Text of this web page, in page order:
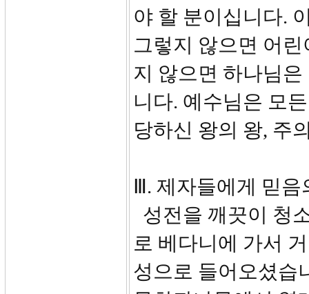
야 할 분이십니다.
그렇지 않으면 어
지 않으면 하나님
니다. 예수님은 모
당하신 왕의 왕, 주
Ⅲ. 제자들에게 믿음
성전을 깨끗이 청
로 베다니에 가서
성으로 들어오셨습